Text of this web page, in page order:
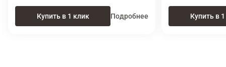
Купить в 1 клик Подробнее Купить в